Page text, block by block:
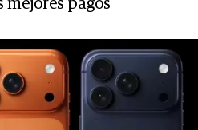
mejores pagos